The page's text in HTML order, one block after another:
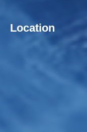
Location